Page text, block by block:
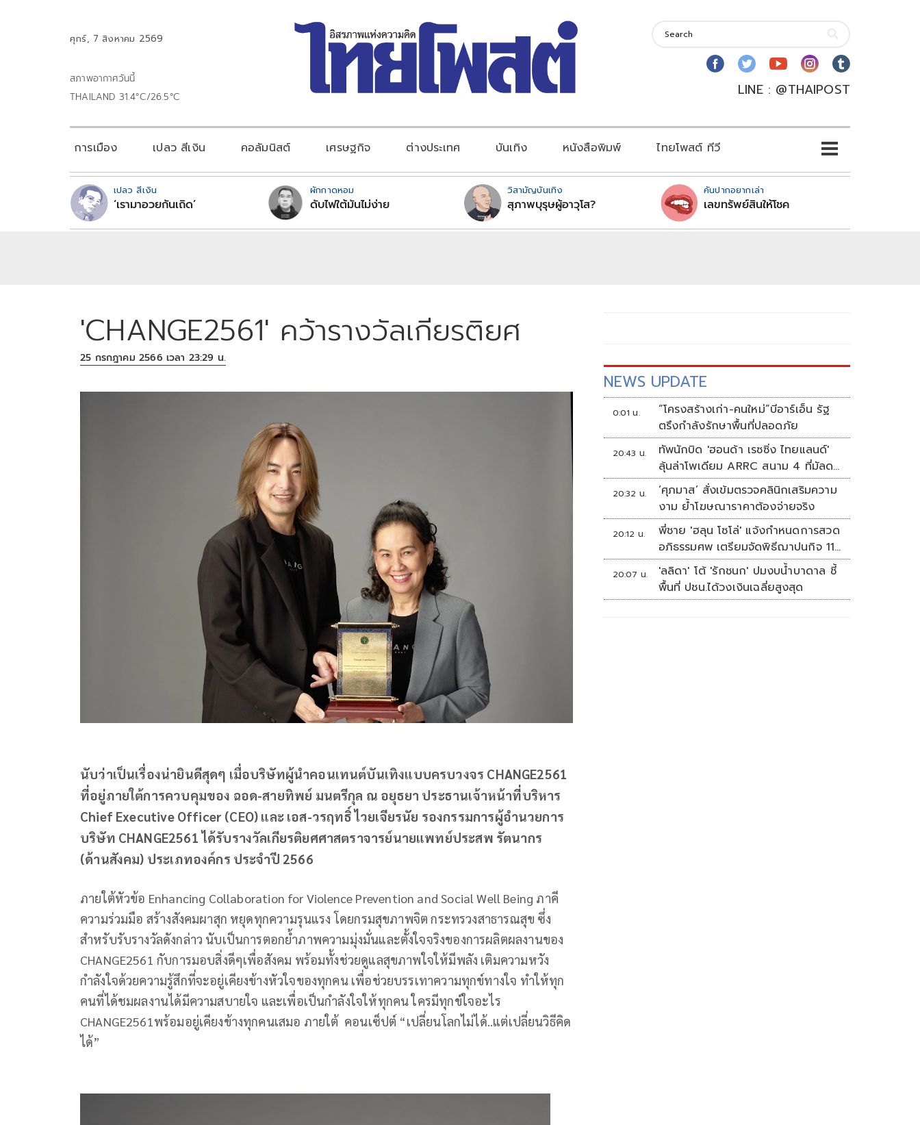
ศุกร์, 7 สิงหาคม 2569
สภาพอากาศวันนี้
THAILAND 31.4°C/26.5°C
LINE : @THAIPOST
การเมือง เปลว สีเงิน คอลัมนิสต์ เศรษฐกิจ ต่างประเทศ บันเทิง หนังสือพิมพ์ ไทยโพสต์ ทีวี
เปลว สีเงิน
‘เรามาอวยกันเถิด’
ผักกาดหอม
ดับไฟใต้มันไม่ง่าย
วิสามัญบันเทิง
สุภาพบุรุษผู้อาวุโส?
คันปากอยากเล่า
เลขทรัพย์สินให้โชค
'CHANGE2561' คว้ารางวัลเกียรติยศ
25 กรกฎาคม 2566 เวลา 23:29 น.
นับว่าเป็นเรื่องน่ายินดีสุดๆ เมื่อบริษัทผู้นำคอนเทนต์บันเทิงแบบครบวงจร CHANGE2561
ที่อยู่ภายใต้การควบคุมของ ฉอด-สายทิพย์ มนตรีกุล ณ อยุธยา ประธานเจ้าหน้าที่บริหาร
Chief Executive Officer (CEO) และ เอส-วรฤทธิ์ ไวยเจียรนัย รองกรรมการผู้อำนวยการ
บริษัท CHANGE2561 ได้รับรางวัลเกียรติยศศาสตราจารย์นายแพทย์ประสพ รัตนากร
(ด้านสังคม) ประเภทองค์กร ประจำปี 2566
ภายใต้หัวข้อ Enhancing Collaboration for Violence Prevention and Social Well Being ภาคี
ความร่วมมือ สร้างสังคมผาสุก หยุดทุกความรุนแรง โดยกรมสุขภาพจิต กระทรวงสาธารณสุข ซึ่ง
สำหรับรับรางวัลดังกล่าว นับเป็นการตอกย้ำภาพความมุ่งมั่นและตั้งใจจริงของการผลิตผลงานของ
CHANGE2561 กับการมอบสิ่งดีๆเพื่อสังคม พร้อมทั้งช่วยดูแลสุขภาพใจให้มีพลัง เติมความหวัง
กำลังใจด้วยความรู้สึกที่จะอยู่เคียงข้างหัวใจของทุกคน เพื่อช่วยบรรเทาความทุกข์ทางใจ ทำให้ทุก
คนที่ได้ชมผลงานได้มีความสบายใจ และเพื่อเป็นกำลังใจให้ทุกคน ใครมีทุกข์ใจอะไร
CHANGE2561พร้อมอยู่เคียงข้างทุกคนเสมอ ภายใต้ คอนเซ็ปต์ “เปลี่ยนโลกไม่ได้..แต่เปลี่ยนวิธีคิด
ได้”
NEWS UPDATE
0:01 น.
“โครงสร้างเก่า-คนใหม่”บีอาร์เอ็น รัฐ
ตรึงกำลังรักษาพื้นที่ปลอดภัย
20:43 น.
ทัพนักบิด 'ฮอนด้า เรซซิ่ง ไทยแลนด์'
ลุ้นล่าโพเดียม ARRC สนาม 4 ที่มัลดา
ลิกา
20:32 น.
‘ศุภมาส’ สั่งเข้มตรวจคลินิกเสริมความ
งาม ย้ำโฆษณาราคาต้องจ่ายจริง
20:12 น.
พี่ชาย 'ฮลุน โซโล่' แจ้งกำหนดการสวด
อภิธรรมศพ เตรียมจัดพิธีฌาปนกิจ 11
ส.ค.
20:07 น.
'ลลิดา' โต้ 'รักชนก' ปมงบน้ำบาดาล ชี้
พื้นที่ ปชน.ได้วงเงินเฉลี่ยสูงสุด